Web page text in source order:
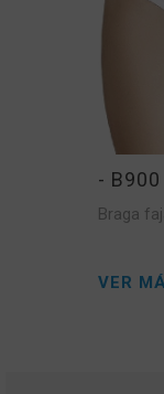
- B900
Braga
VER